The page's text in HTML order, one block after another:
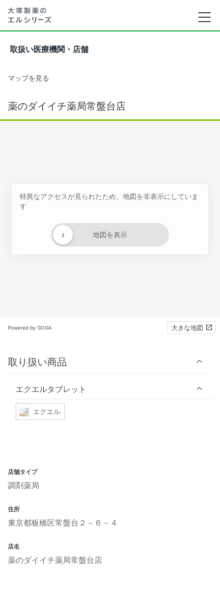
取扱い医療機関・店舗
マップを見る
薬のダイイチ薬局常盤台店
特異なアクセスが見られたため、地図を非表示にしていま
す
地図を表示
›
Powered by GOGA 大きな地図
取り扱い商品
エクエルタブレット
エクエル
店舗タイプ
調剤薬局
住所
東京都板橋区常盤台２－６－４
店名
薬のダイイチ薬局常盤台店